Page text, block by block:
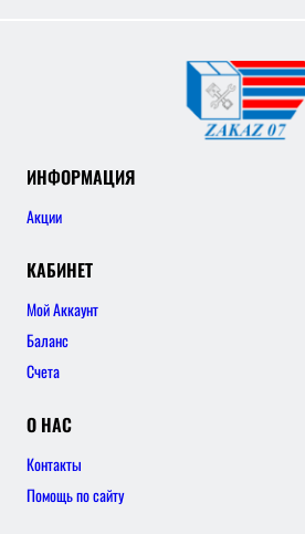
ИНФОРМАЦИЯ
Акции
КАБИНЕТ
Мой Аккаунт
Баланс
Счета
О НАС
Контакты
Помощь по сайту